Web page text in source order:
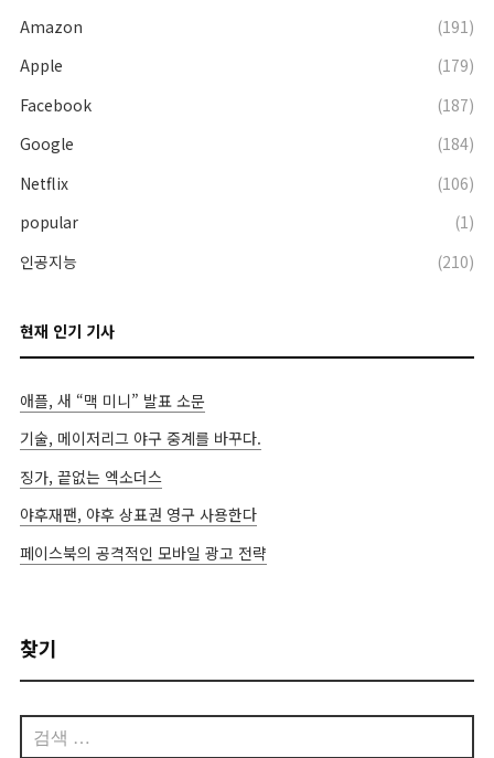
Amazon
(191)
Apple
(179)
Facebook
(187)
Google
(184)
Netflix
(106)
popular
(1)
인공지능
(210)
현재 인기 기사
애플, 새 “맥 미니” 발표 소문
기술, 메이저리그 야구 중계를 바꾸다.
징가, 끝없는 엑소더스
야후재팬, 야후 상표권 영구 사용한다
페이스북의 공격적인 모바일 광고 전략
찾기
색: